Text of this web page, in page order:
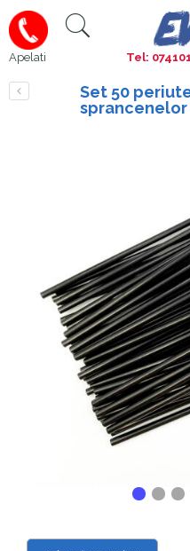
Apelati Tel:
Set 50
sprancenelor